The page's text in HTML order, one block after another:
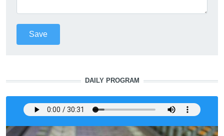
DAILY PROGRAM